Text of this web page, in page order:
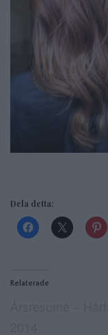
Dela detta:
Relaterade